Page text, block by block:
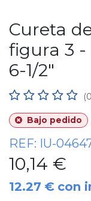
Cureta
figura 3 -
6-1/2"
Bajo pedido
REF: IU-
10,14 €
12.27 € con